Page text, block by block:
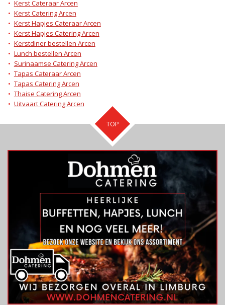
Kerst Cateraar Arcen
Kerst Catering Arcen
Kerst Hapjes Cateraar Arcen
Kerst Hapjes Catering Arcen
Kerstdiner bestellen Arcen
Lunch bestellen Arcen
Surinaamse Catering Arcen
Tapas Cateraar Arcen
Tapas Catering Arcen
Thaise Catering Arcen
Uitvaart Catering Arcen
TOP